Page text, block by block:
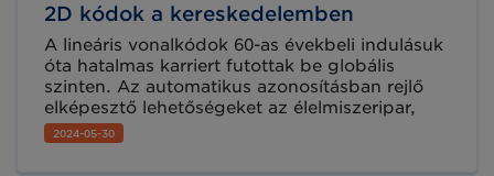
2D kódok a kereskedelemben
A lineáris vonalkódok 60-as évekbeli indulásuk
óta hatalmas karriert futottak be globális
szinten. Az automatikus azonosításban rejlő
elképesztő lehetőségeket az élelmiszeripar,
valamint a kereskedelem, mint úttörő iparágak
fedezték fel elsőként, majd az évtizedek során
2024-05-30